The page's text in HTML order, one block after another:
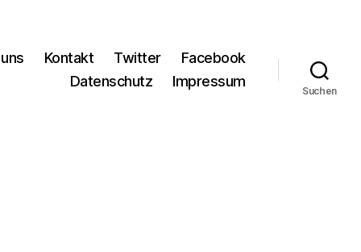
Kontakt Twitter
Facebook
Datenschutz
Impressum
Suchen